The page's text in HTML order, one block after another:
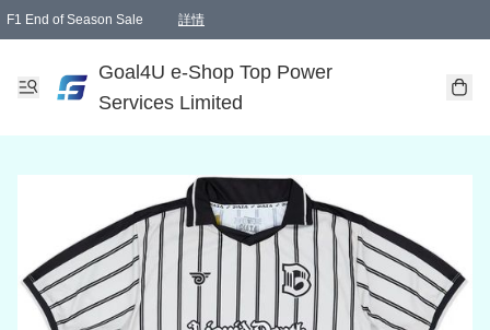
F1 End of Season Sale 詳情
Goal4U e-Shop Top Power
Services Limited